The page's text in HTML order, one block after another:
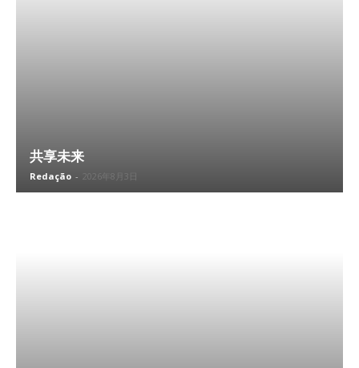
共享未来
Redação - 2026年8月3日